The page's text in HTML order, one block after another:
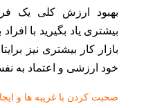
بهبود ارزش کلی یک
بیشتری یاد بگیرید با
بازار کار بیشتری نیز
خود ارزشی و اعتماد به
صحبت کردن با غریبه ها و